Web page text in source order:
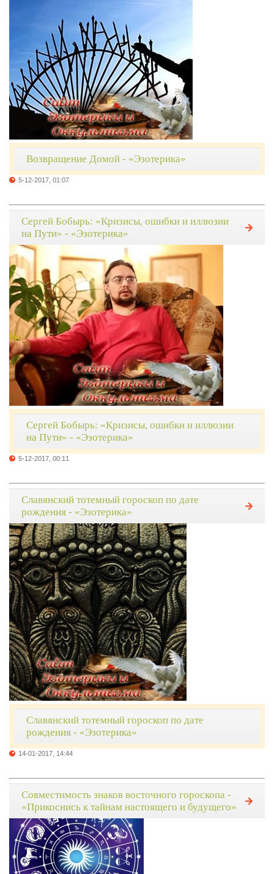
Возвращение Домой - «Эзотерика»
5-12-2017, 01:07
Сергей Бобырь: «Кризисы, ошибки и иллюзии
на Пути» - «Эзотерика»
Сергей Бобырь: «Кризисы, ошибки и иллюзии
на Пути» - «Эзотерика»
5-12-2017, 00:11
Славянский тотемный гороскоп по дате
рождения - «Эзотерика»
Славянский тотемный гороскоп по дате
рождения - «Эзотерика»
14-01-2017, 14:44
Совместимость знаков восточного гороскопа -
«Прикоснись к тайнам настоящего и будущего»